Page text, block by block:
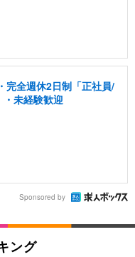
完全週休2日制「正社員/
未経験歓迎
Sponsored by
ング